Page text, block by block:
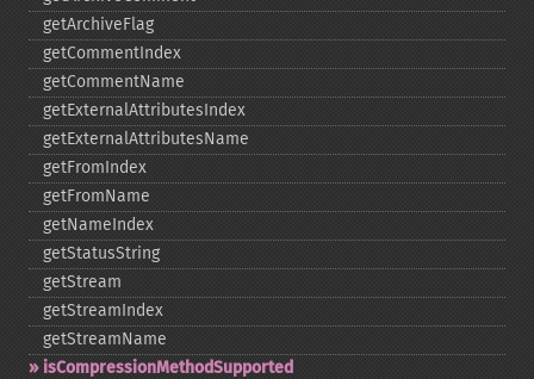
getArchiveFlag
getCommentIndex
getCommentName
getExternalAttributesIndex
getExternalAttributesName
getFromIndex
getFromName
getNameIndex
getStatusString
getStream
getStreamIndex
getStreamName
isCompressionMethodSupported